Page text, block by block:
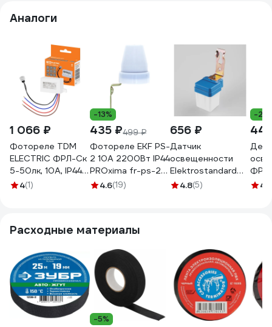
Аналоги
1 066 ₽
Фотореле TDM
ELECTRIC ФРЛ-Ск
5-50лк, 10А, IP44,
скрытая
4(1)
-13%
435 ₽499 ₽
Фотореле EKF PS-
2 10А 2200Вт IP44
PROxima fr-ps-2-
104.6(19)
656 ₽
Датчик
освещенности
Elektrostandard
SNS-L-06 1200W
4.8(5)
-21%
ФР
4.4
Расходные материалы
-5%